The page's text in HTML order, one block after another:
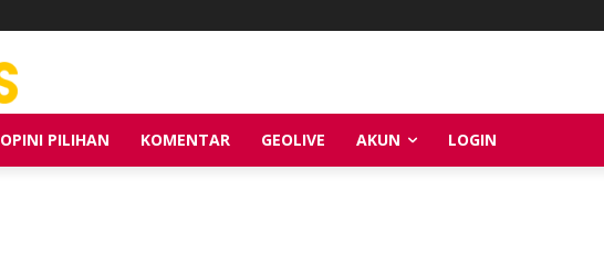
OPINI PILIHAN KOMENTAR GEOLIVE AKUN LOGIN